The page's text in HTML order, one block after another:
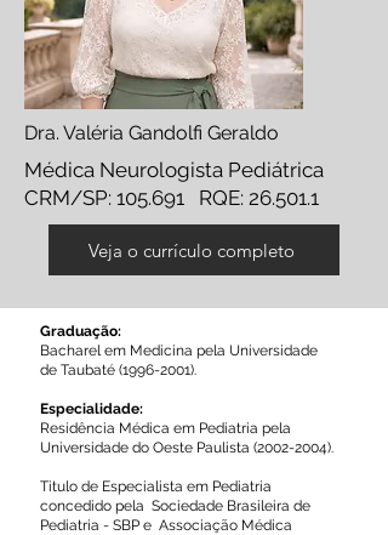
Dra. Valéria Gandolfi Geraldo
Médica Neurologista Pediátrica
CRM/SP: 105.691 RQE: 26.501.1
Veja o currículo completo
Graduação:
Bacharel em Medicina pela Universidade
de Taubaté (1996-2001).
Especialidade:
Residência Médica em Pediatria pela
Universidade do Oeste Paulista (2002-2004).
Titulo de Especialista em Pediatria
concedido pela Sociedade Brasileira de
Pediatria - SBP e Associação Médica